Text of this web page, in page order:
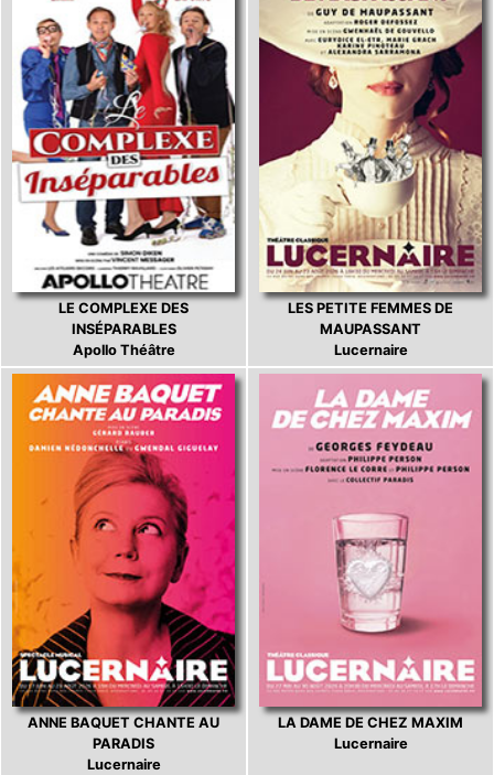
LE COMPLEXE DES
INSÉPARABLES
Apollo Théâtre
LES PETITE FEMMES DE
MAUPASSANT
Lucernaire
ANNE BAQUET CHANTE AU
PARADIS
Lucernaire
LA DAME DE CHEZ MAXIM
Lucernaire